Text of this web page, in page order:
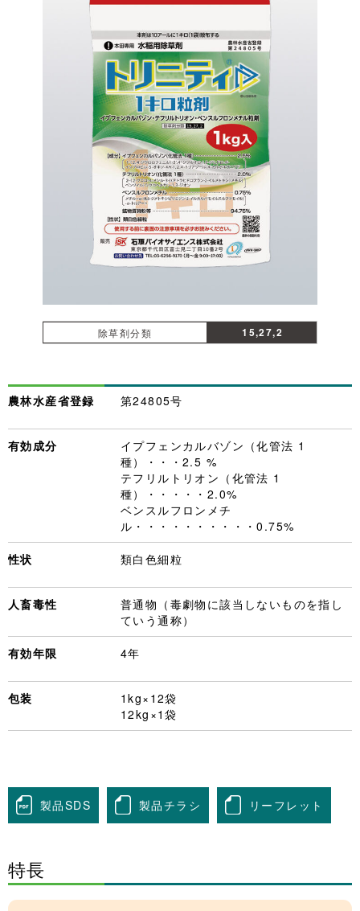
除草剤分類 15,27,2
農林水産省登録 第24805号
有効成分
イプフェンカルバゾン（化管法 1
種）・・・2.5 %
テフリルトリオン（化管法 1
種）・・・・・2.0%
ベンスルフロンメチ
ル・・・・・・・・・・0.75%
性状 類白色細粒
人畜毒性
普通物（毒劇物に該当しないものを指し
ていう通称）
有効年限 4年
包装
1kg×12袋
12kg×1袋
製品SDS 製品チラシ リーフレット
特長